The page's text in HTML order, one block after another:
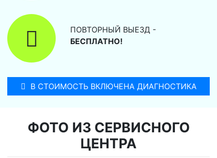
ПОВТОРНЫЙ ВЫЕЗД -
БЕСПЛАТНО!
В СТОИМОСТЬ ВКЛЮЧЕНА ДИАГНОСТИКА
ФОТО ИЗ СЕРВИСНОГО
ЦЕНТРА